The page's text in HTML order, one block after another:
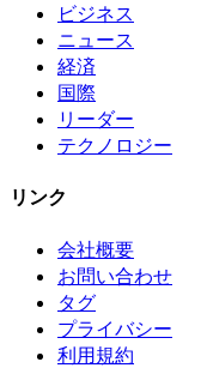
ビジネス
ニュース
経済
国際
リーダー
テクノロジー
リンク
会社概要
お問い合わせ
タグ
プライバシー
利用規約